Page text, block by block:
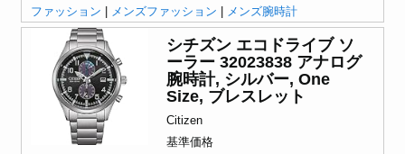
ファッション メンズファッション メンズ腕時計
シチズン エコドライブ ソ
ーラー 32023838 アナログ
腕時計, シルバー, One
Size, ブレスレット
Citizen
基準価格